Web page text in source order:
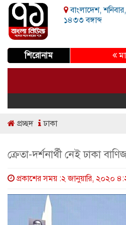
বাংলাদেশ,
১৪৩৩ বঙ্গাব্দ
শিরোনাম
প্রচ্ছদ ঢাকা
ক্রেতা-দর্শনার্থী নেই ঢাকা
প্রকাশের সময় :২ জানুয়ারি, ২০২০